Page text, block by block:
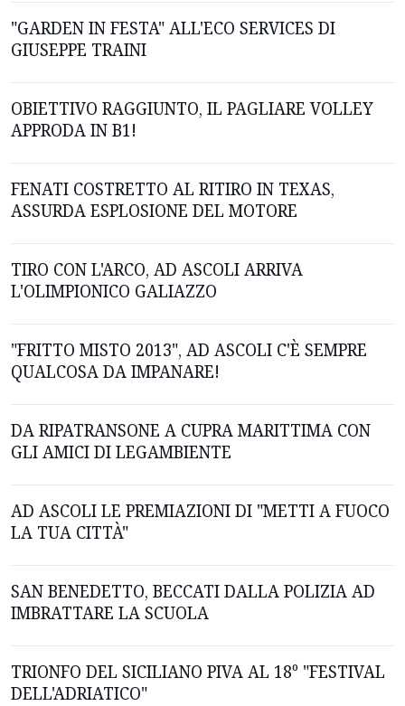
"GARDEN IN FESTA" ALL'ECO SERVICES DI
GIUSEPPE TRAINI
OBIETTIVO RAGGIUNTO, IL PAGLIARE VOLLEY
APPRODA IN B1!
FENATI COSTRETTO AL RITIRO IN TEXAS,
ASSURDA ESPLOSIONE DEL MOTORE
TIRO CON L'ARCO, AD ASCOLI ARRIVA
L'OLIMPIONICO GALIAZZO
"FRITTO MISTO 2013", AD ASCOLI C'È SEMPRE
QUALCOSA DA IMPANARE!
DA RIPATRANSONE A CUPRA MARITTIMA CON
GLI AMICI DI LEGAMBIENTE
AD ASCOLI LE PREMIAZIONI DI "METTI A FUOCO
LA TUA CITTÀ"
SAN BENEDETTO, BECCATI DALLA POLIZIA AD
IMBRATTARE LA SCUOLA
TRIONFO DEL SICILIANO PIVA AL 18º "FESTIVAL
DELL'ADRIATICO"